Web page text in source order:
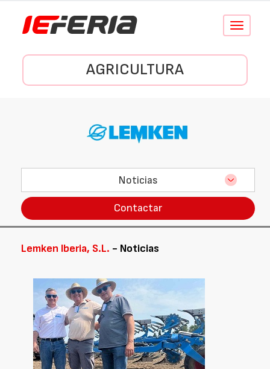
Conmutar
AGRICULTURA
Noticias
Contactar
Lemken Iberia, S.L. - Noticias